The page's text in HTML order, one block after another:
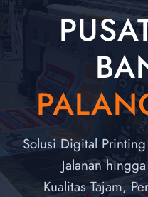
Solusi Digital
Jalanan
Kualitas Tajam,